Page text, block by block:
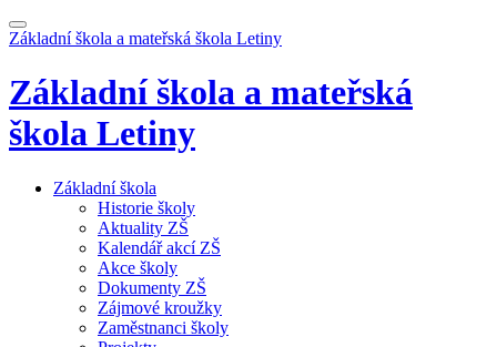
Základní škola a mateřská škola Letiny
Základní škola a mateřská
škola Letiny
Základní škola
Historie školy
Aktuality ZŠ
Kalendář akcí ZŠ
Akce školy
Dokumenty ZŠ
Zájmové kroužky
Zaměstnanci školy